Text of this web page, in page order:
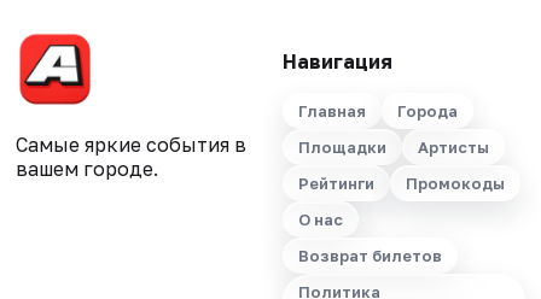
Самые яркие события в
вашем городе.
Навигация
Главная
Города
Площадки
Артисты
Рейтинги
Промокоды
О нас
Возврат билетов
Политика